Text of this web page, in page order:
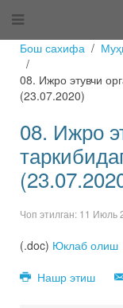
Бош сахифа
08. Ижро этувчи
(23.07.2020)
08. Ижро
Чоп этилган: 11 Июль
(.doc) Юклаб олиш
Нашр этиш